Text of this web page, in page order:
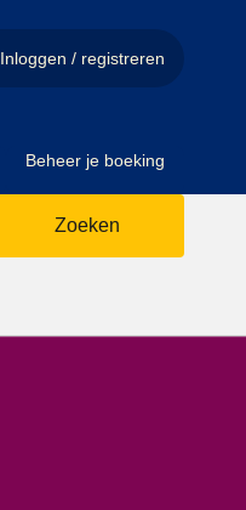
Inloggen / registreren
Beheer je boeking
Zoeken